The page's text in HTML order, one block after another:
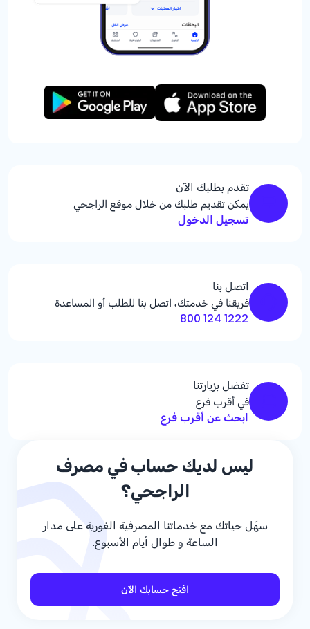
تقدم بطلبك الآن
يمكن تقديم طلبك من خلال موقع الراجحي
تسجيل الدخول
اتصل بنا
فريقنا في خدمتك، اتصل بنا للطلب أو المساعدة
1222 124 800
تفضل بزيارتنا
في أقرب فرع
ابحث عن أقرب فرع
ليس لديك حساب في مصرف
الراجحي؟
سهّل حياتك مع خدماتنا المصرفية الفورية على مدار
الساعة و طوال أيام الأسبوع.
افتح حسابك الآن